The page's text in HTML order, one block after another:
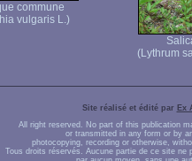
commune
vulgaris L.)
(Lythrum
Site réalisé et édité par Ex
All right reserved. No part of this publication
or transmitted in any form or by
photocopying, recording or otherwise,
Tous droits réservés. Aucune partie de ce site